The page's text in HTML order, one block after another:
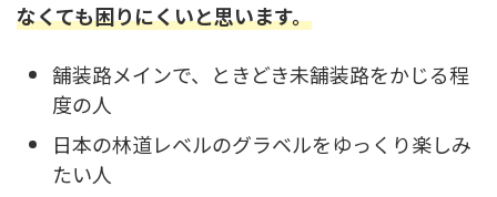
なくても困りにくいと思います。
舗装路メインで、ときどき未舗装路をかじる程
度の人
日本の林道レベルのグラベルをゆっくり楽しみ
たい人